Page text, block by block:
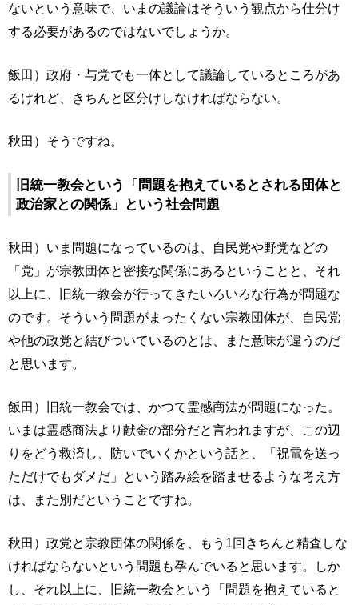
ないという意味で、いまの議論はそういう観点から仕分け
する必要があるのではないでしょうか。
飯田）政府・与党でも一体として議論しているところがあ
るけれど、きちんと区分けしなければならない。
秋田）そうですね。
旧統一教会という「問題を抱えているとされる団体と
政治家との関係」という社会問題
秋田）いま問題になっているのは、自民党や野党などの
「党」が宗教団体と密接な関係にあるということと、それ
以上に、旧統一教会が行ってきたいろいろな行為が問題な
のです。そういう問題がまったくない宗教団体が、自民党
や他の政党と結びついているのとは、また意味が違うのだ
と思います。
飯田）旧統一教会では、かつて霊感商法が問題になった。
いまは霊感商法より献金の部分だと言われますが、この辺
りをどう救済し、防いでいくかという話と、「祝電を送っ
ただけでもダメだ」という踏み絵を踏ませるような考え方
は、また別だということですね。
秋田）政党と宗教団体の関係を、もう1回きちんと精査しな
ければならないという問題も孕んでいると思います。しか
し、それ以上に、旧統一教会という「問題を抱えていると